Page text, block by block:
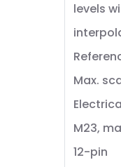
levels
Max.
M23,
12-pin